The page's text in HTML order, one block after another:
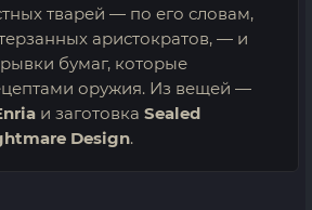
тварей — по его словам,
аристократов, — и
бумаг, которые
оружия. Из вещей —
и заготовка Sealed
Design.